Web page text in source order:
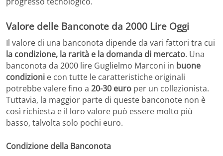
Valore delle Banconote da 2000 Lire Oggi
Il valore di una banconota dipende da vari fattori tra cui
la condizione, la rarità e la domanda di mercato. Una
banconota da 2000 lire Guglielmo Marconi in buone
condizioni e con tutte le caratteristiche originali
potrebbe valere fino a 20-30 euro per un collezionista.
Tuttavia, la maggior parte di queste banconote non è
così richiesta e il loro valore può essere molto più
basso, talvolta solo pochi euro.
Condizione della Banconota